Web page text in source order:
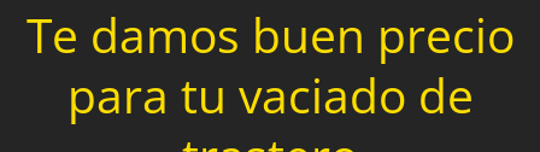
Te damos buen precio
para tu vaciado de